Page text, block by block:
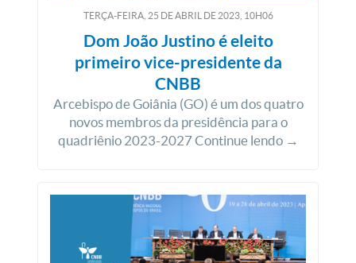
TERÇA-FEIRA, 25 DEABRIL DE2023, 10H06
Dom João Justino é eleito
primeiro vice-presidente da
CNBB
Arcebispo de Goiânia (GO) é um dos quatro
novos membros da presidência para o
quadriênio 2023-2027 Continue lendo →